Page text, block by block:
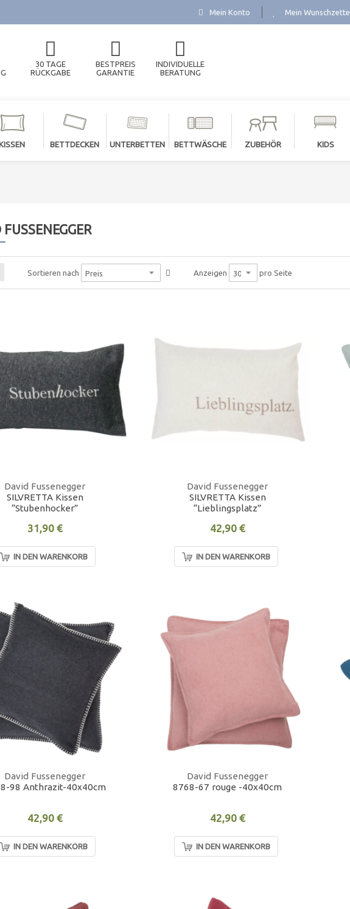
Mein Konto Mein Wunschzettel
30 TAGE
RÜCKGABE
BESTPREIS
GARANTIE
INDIVIDUELLE
BERATUNG
BETTDECKEN UNTERBETTEN BETTWÄSCHE ZUBEHÖR KIDS
Sortieren nach Anzeigen pro Seite
David Fussenegger
SILVRETTA Kissen
“Stubenhocker”
31,90 €
IN DEN WARENKORB
David Fussenegger
SILVRETTA Kissen
“Lieblingsplatz”
42,90 €
IN DEN WARENKORB
David Fussenegger
98 Anthrazit-40x40cm
42,90 €
IN DEN WARENKORB
David Fussenegger
8768-67 rouge -40x40cm
42,90 €
IN DEN WARENKORB